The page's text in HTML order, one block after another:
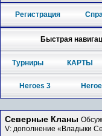
Регистрация
Быстрая
Турниры КАРТЫ
Heroes 3
Северные Кланы
V: дополнение «Владыки